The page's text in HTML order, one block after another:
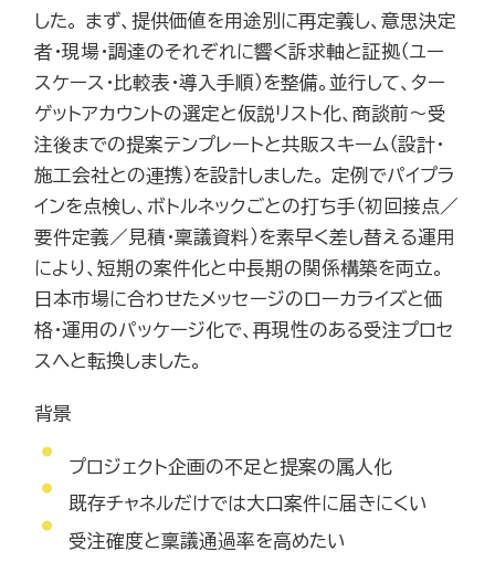
した。 まず、提供価値を用途別に再定義し、意思決定
者・現場・調達のそれぞれに響く訴求軸と証拠（ユー
スケース・比較表・導入手順）を整備。並行して、ター
ゲットアカウントの選定と仮説リスト化、商談前～受
注後までの提案テンプレートと共販スキーム（設計・
施工会社との連携）を設計しました。 定例でパイプラ
インを点検し、ボトルネックごとの打ち手（初回接点／
要件定義／見積・稟議資料）を素早く差し替える運用
により、短期の案件化と中長期の関係構築を両立。
日本市場に合わせたメッセージのローカライズと価
格・運用のパッケージ化で、再現性のある受注プロセ
スへと転換しました。
背景
プロジェクト企画の不足と提案の属人化
既存チャネルだけでは大口案件に届きにくい
受注確度と稟議通過率を高めたい